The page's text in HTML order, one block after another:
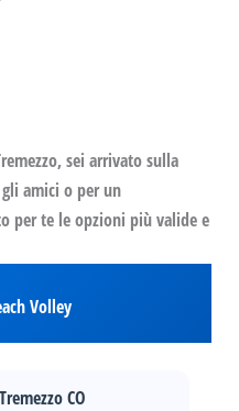
sei arrivato sulla
amici o per un
per te le opzioni più valide e
Volley
CO